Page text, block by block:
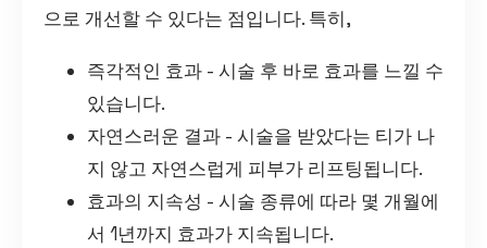
으로 개선할 수 있다는 점입니다. 특히,
즉각적인 효과 - 시술 후 바로 효과를 느낄 수
있습니다.
자연스러운 결과 - 시술을 받았다는 티가 나
지 않고 자연스럽게 피부가 리프팅됩니다.
효과의 지속성 - 시술 종류에 따라 몇 개월에
서 1년까지 효과가 지속됩니다.